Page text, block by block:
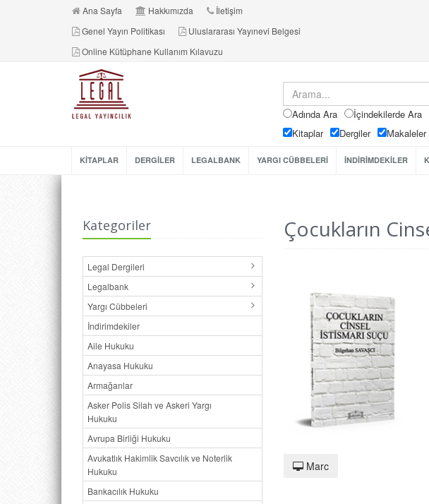
Ana Sayfa Hakkımızda
İletişim
Genel Yayın Politikası
Uluslararası Yayınevi Belgesi
Online Kütüphane Kullanım Kılavuzu
Adında Ara İçindekilerde Ara
Kitaplar
Dergiler Makaleler
KİTAPLAR DERGİLER LEGALBANK YARGI CÜBBELERİ İNDİRİMDEKİLER
Kategoriler
Legal Dergileri
Legalbank
Yargı Cübbeleri
İndirimdekiler
Aile Hukuku
Anayasa Hukuku
Armağanlar
Asker Polis Silah ve Askeri Yargı
Hukuku
Avrupa Birliği Hukuku
Avukatlık Hakimlik Savcılık ve Noterlik
Hukuku
Bankacılık Hukuku
Çocukların
Marc